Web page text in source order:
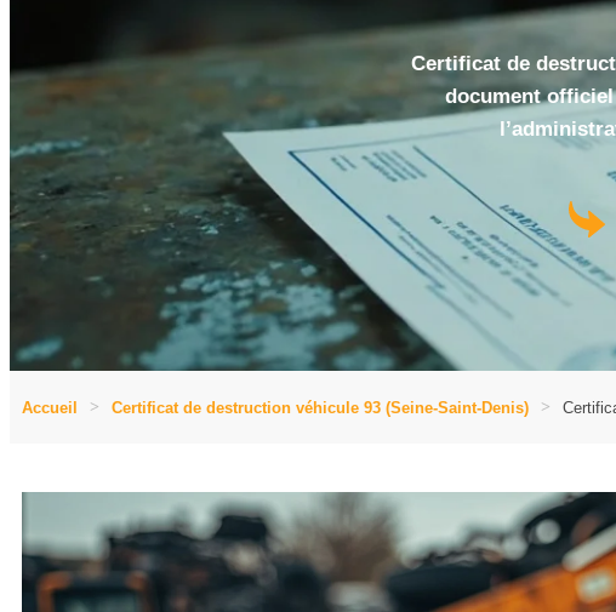
Certificat de
document
Accueil Certificat de destruction véhicule 93 (Seine-Saint-Denis)